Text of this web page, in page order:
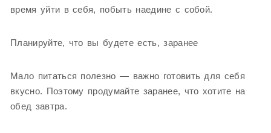
время уйти в себя, побыть наедине с собой.
Планируйте, что вы будете есть, заранее
Мало питаться полезно — важно готовить для себя
вкусно. Поэтому продумайте заранее, что хотите на
обед завтра.